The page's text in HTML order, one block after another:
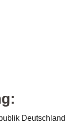
Deutschland